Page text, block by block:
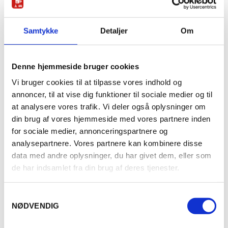
Samtykke Detaljer Om
Denne hjemmeside bruger cookies
Vi bruger cookies til at tilpasse vores indhold og
annoncer, til at vise dig funktioner til sociale medier og til
at analysere vores trafik. Vi deler også oplysninger om
din brug af vores hjemmeside med vores partnere inden
for sociale medier, annonceringspartnere og
analysepartnere. Vores partnere kan kombinere disse
data med andre oplysninger, du har givet dem, eller som
de har indsamlet fra din brug af deres tjenester.
NØDVENDIG
Alt du skal vide om fartbøder
En lille fartoverskridelse kan have en stor betydning for om der
sker en ulykke –…
CONTINUE READING